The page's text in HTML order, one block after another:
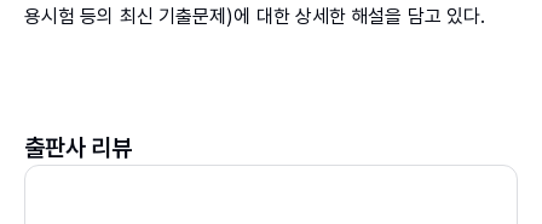
용시험 등의 최신 기출문제)에 대한 상세한 해설을 담고 있다.
출판사 리뷰